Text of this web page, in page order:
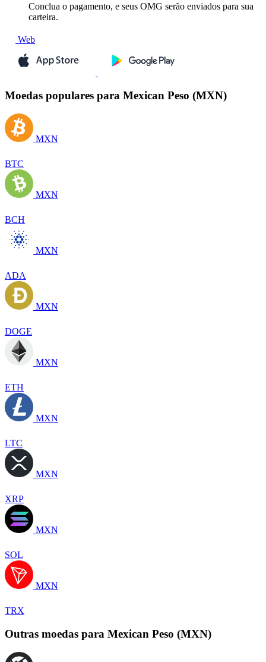
Conclua o pagamento, e seus OMG serão enviados para sua
carteira.
Web
Moedas populares para Mexican Peso (MXN)
MXN
BTC
MXN
BCH
MXN
ADA
MXN
DOGE
MXN
ETH
MXN
LTC
MXN
XRP
MXN
SOL
MXN
TRX
Outras moedas para Mexican Peso (MXN)